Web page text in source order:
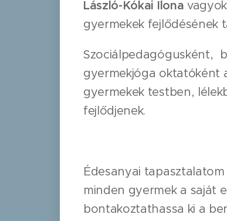
László-Kókai Ilona
gyermekek fejlődésének
Szociálpedagógusként,
gyermekjóga oktatóként
gyermekek testben,
fejlődjenek.
Édesanyai
minden gyermek a saját
bontakoztathassa ki a